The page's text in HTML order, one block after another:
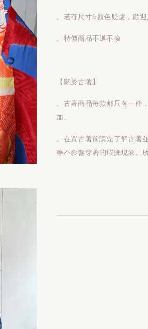
。若有尺寸&顏色疑慮，歡
。特價商品不退不換
【關於古著】
。古著商品每款都只有一件
加。
。在買古著前請先了解古著
等不影響穿著的瑕疵現象。